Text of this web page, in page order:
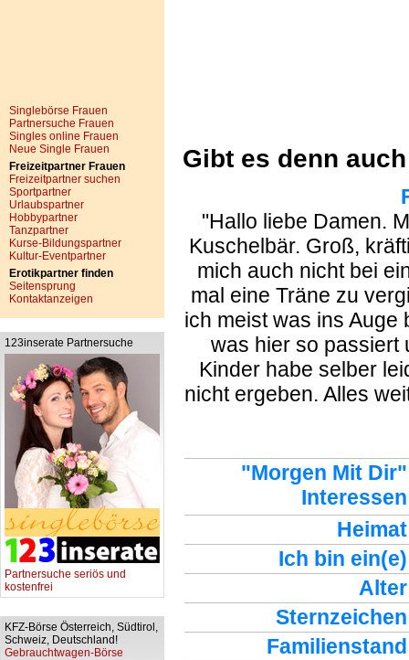
Singlebörse Frauen
Partnersuche Frauen
Singles online Frauen
Neue Single Frauen
Freizeitpartner Frauen
Freizeitpartner suchen
Sportpartner
Urlaubspartner
Hobbypartner
Tanzpartner
Kurse-Bildungspartner
Kultur-Eventpartner
Erotikpartner finden
Seitensprung
Kontaktanzeigen
123inserate Partnersuche
Partnersuche seriös und
kostenfrei
KFZ-Börse Österreich, Südtirol,
Schweiz, Deutschland!
Gebrauchtwagen-Börse
Gibt es denn
"Hallo liebe Damen.
Kuschelbär. Groß,
mich auch nicht bei
mal eine Träne zu
ich meist was ins Auge
was hier so passiert
Kinder habe selber
nicht ergeben. Alles
"Morgen Mit Dir"
Interessen
Heimat
Ich bin ein(e)
Alter
Sternzeichen
Familienstand